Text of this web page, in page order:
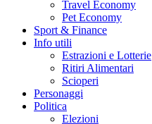
Travel Economy
Pet Economy
Sport & Finance
Info utili
Estrazioni e Lotterie
Ritiri Alimentari
Scioperi
Personaggi
Politica
Elezioni